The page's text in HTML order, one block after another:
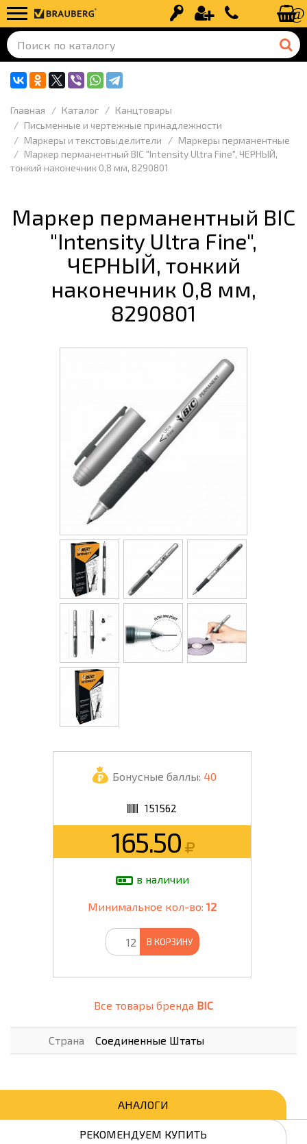
Вход Регистрация+7 (499) 110-
Главная Каталог
Канцтовары
Письменные и чертежные принадлежности
Маркеры и текстовыделители
Маркеры перманентные
Маркер перманентный BIC "Intensity Ultra Fine", ЧЕРНЫЙ,
тонкий наконечник 0,8 мм, 8290801
Маркер перманентный BIC
"Intensity Ultra Fine",
ЧЕРНЫЙ, тонкий
наконечник 0,8 мм,
8290801
Бонусные баллы: 40
151562
165.50
в наличии
Минимальное кол-во: 12
В КОРЗИНУ
Все товары бренда BIC
Страна Соединенные Штаты
АНАЛОГИ
РЕКОМЕНДУЕМ КУПИТЬ